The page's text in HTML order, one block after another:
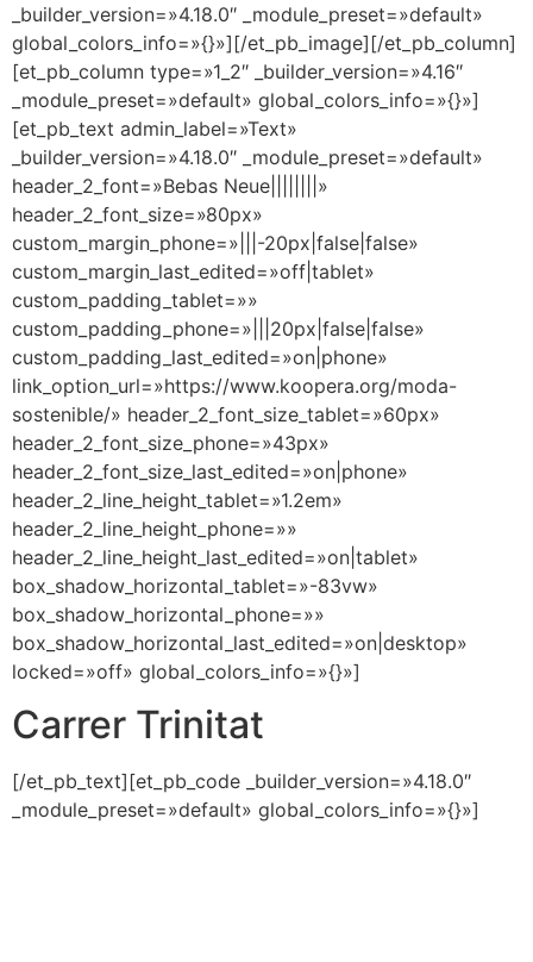
_builder_version=»4.18.0″ _module_preset=»default»
global_colors_info=»{}»][/et_pb_image][/et_pb_column]
[et_pb_column type=»1_2″ _builder_version=»4.16″
_module_preset=»default» global_colors_info=»{}»]
[et_pb_text admin_label=»Text»
_builder_version=»4.18.0″ _module_preset=»default»
header_2_font=»Bebas Neue||||||||»
header_2_font_size=»80px»
custom_margin_phone=»|||-20px|false|false»
custom_margin_last_edited=»off|tablet»
custom_padding_tablet=»»
custom_padding_phone=»|||20px|false|false»
custom_padding_last_edited=»on|phone»
link_option_url=»https://www.koopera.org/moda-
sostenible/» header_2_font_size_tablet=»60px»
header_2_font_size_phone=»43px»
header_2_font_size_last_edited=»on|phone»
header_2_line_height_tablet=»1.2em»
header_2_line_height_phone=»»
header_2_line_height_last_edited=»on|tablet»
box_shadow_horizontal_tablet=»-83vw»
box_shadow_horizontal_phone=»»
box_shadow_horizontal_last_edited=»on|desktop»
locked=»off» global_colors_info=»{}»]
Carrer Trinitat
[/et_pb_text][et_pb_code _builder_version=»4.18.0″
_module_preset=»default» global_colors_info=»{}»]